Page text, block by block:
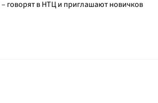
– говорят в НТЦ и приглашают новичков